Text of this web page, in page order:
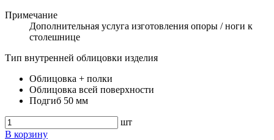
Примечание
Дополнительная услуга изготовления опоры / ноги к
столешнице
Тип внутренней облицовки изделия
Облицовка + полки
Облицовка всей поверхности
Подгиб 50 мм
шт
В корзину